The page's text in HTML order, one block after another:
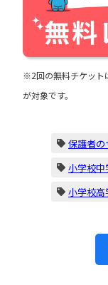
※2回の無料チケット
が対象です。
保護者の
小学校中
小学校高